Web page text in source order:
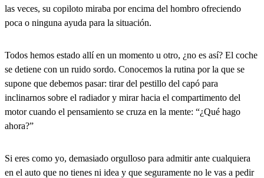
las veces, su copiloto miraba por encima del hombro ofreciendo
poca o ninguna ayuda para la situación.
Todos hemos estado allí en un momento u otro, ¿no es así? El coche
se detiene con un ruido sordo. Conocemos la rutina por la que se
supone que debemos pasar: tirar del pestillo del capó para
inclinarnos sobre el radiador y mirar hacia el compartimento del
motor cuando el pensamiento se cruza en la mente: “¿Qué hago
ahora?”
Si eres como yo, demasiado orgulloso para admitir ante cualquiera
en el auto que no tienes ni idea y que seguramente no le vas a pedir